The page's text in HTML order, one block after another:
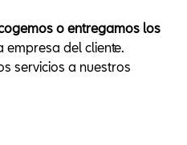
o entregamos los
empresa del cliente.
servicios a nuestros